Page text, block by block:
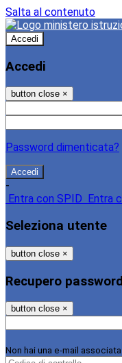
Salta al contenuto
Accedi
Accedi
button close ×
Password dimenticata?
-
Entra con SPID
Entra
Seleziona utente
button close ×
Recupero password
button close ×
Non hai una e-mail